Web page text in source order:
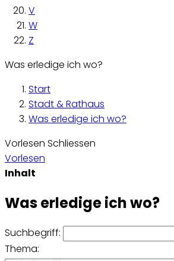
V
W
Z
Was erledige ich wo?
Start
Stadt & Rathaus
Was erledige ich wo?
Vorlesen Schliessen
Vorlesen
Inhalt
Was erledige ich wo?
Suchbegriff:
Thema: